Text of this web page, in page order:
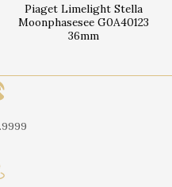
Piaget Limelight Stella
Moonphasesee G0A40123
36mm